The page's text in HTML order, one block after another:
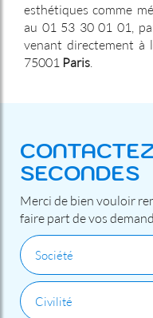
esthétiques comme
au 01 53 30 01 01,
venant directement à
75001 Paris
SECONDES
Merci de bien vouloir
faire part de vos